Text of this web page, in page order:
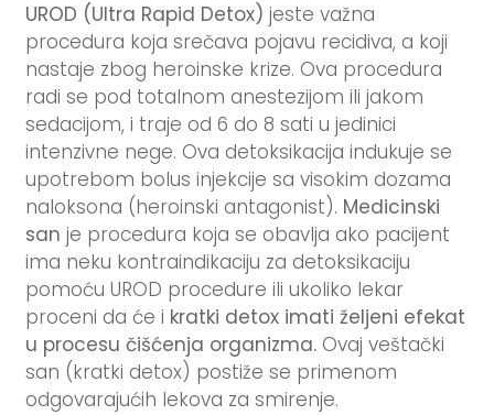
UROD (Ultra Rapid Detox) jeste važna
procedura koja srečava pojavu recidiva, a koji
nastaje zbog heroinske krize. Ova procedura
radi se pod totalnom anestezijom ili jakom
sedacijom, i traje od 6 do 8 sati u jedinici
intenzivne nege. Ova detoksikacija indukuje se
upotrebom bolus injekcije sa visokim dozama
naloksona (heroinski antagonist). Medicinski
san je procedura koja se obavlja ako pacijent
ima neku kontraindikaciju za detoksikaciju
pomoću UROD procedure ili ukoliko lekar
proceni da će i kratki detox imati željeni efekat
u procesu čišćenja organizma.Ovaj veštački
san (kratki detox) postiže se primenom
odgovarajućih lekova za smirenje.